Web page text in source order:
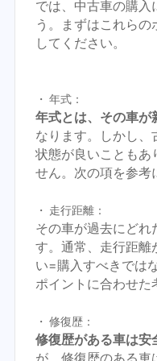
では、中古車の購
う。まずはこれら
してください。
年式：
年式とは、その車が
なります。しかし
状態が良いこともあ
せん。次の項を参考
走行距離：
その車が過去にど
す。通常、走行距離
い=購入すべきでは
ポイントに合わせ
修復歴：
修復歴がある車は安
が、修復歴のある